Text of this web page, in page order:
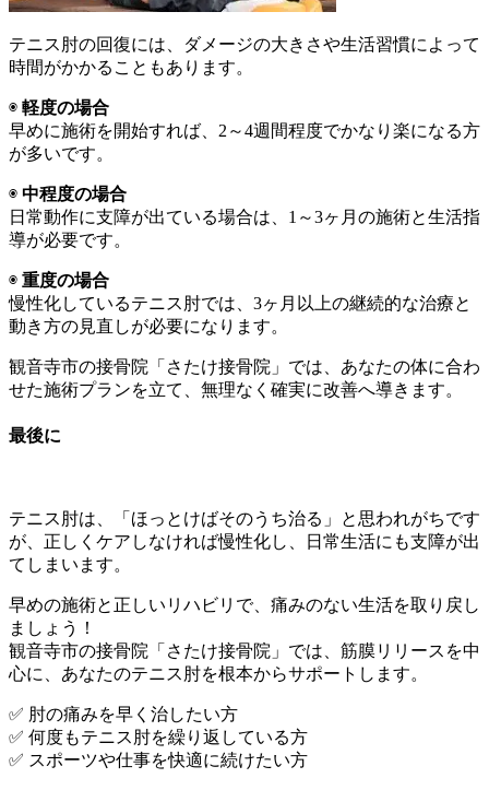
テニス肘の回復には、ダメージの大きさや生活習慣によって
時間がかかることもあります。
◉ 軽度の場合
早めに施術を開始すれば、2～4週間程度でかなり楽になる方
が多いです。
◉ 中程度の場合
日常動作に支障が出ている場合は、1～3ヶ月の施術と生活指
導が必要です。
◉ 重度の場合
慢性化しているテニス肘では、3ヶ月以上の継続的な治療と
動き方の見直しが必要になります。
観音寺市の接骨院「さたけ接骨院」では、あなたの体に合わ
せた施術プランを立て、無理なく確実に改善へ導きます。
最後に
テニス肘は、「ほっとけばそのうち治る」と思われがちです
が、正しくケアしなければ慢性化し、日常生活にも支障が出
てしまいます。
早めの施術と正しいリハビリで、痛みのない生活を取り戻し
ましょう！
観音寺市の接骨院「さたけ接骨院」では、筋膜リリースを中
心に、あなたのテニス肘を根本からサポートします。
✅ 肘の痛みを早く治したい方
✅ 何度もテニス肘を繰り返している方
✅ スポーツや仕事を快適に続けたい方